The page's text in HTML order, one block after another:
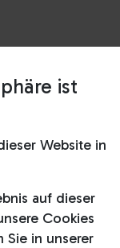
ist
Website in
auf dieser
Cookies
Sie in unserer